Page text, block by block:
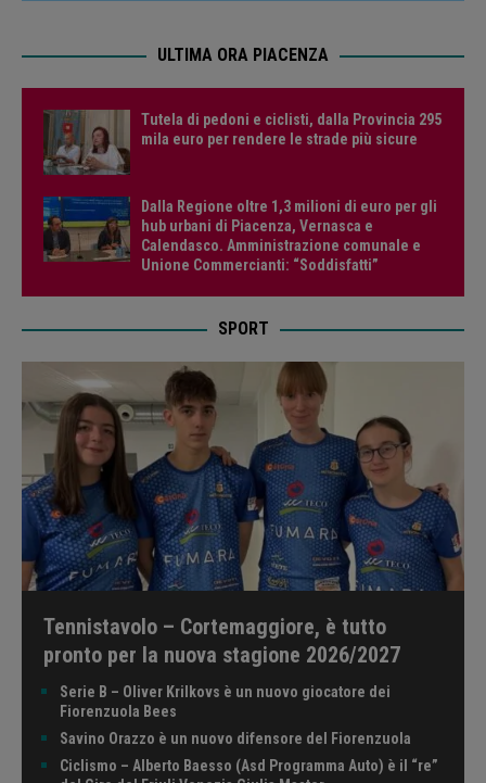
ULTIMA ORA PIACENZA
Tutela di pedoni e ciclisti, dalla Provincia 295
mila euro per rendere le strade più sicure
Dalla Regione oltre 1,3 milioni di euro per gli
hub urbani di Piacenza, Vernasca e
Calendasco. Amministrazione comunale e
Unione Commercianti: “Soddisfatti”
SPORT
Tennistavolo – Cortemaggiore, è tutto
pronto per la nuova stagione 2026/2027
Serie B – Oliver Krilkovs è un nuovo giocatore dei
Fiorenzuola Bees
Savino Orazzo è un nuovo difensore del Fiorenzuola
Ciclismo – Alberto Baesso (Asd Programma Auto) è il “re”